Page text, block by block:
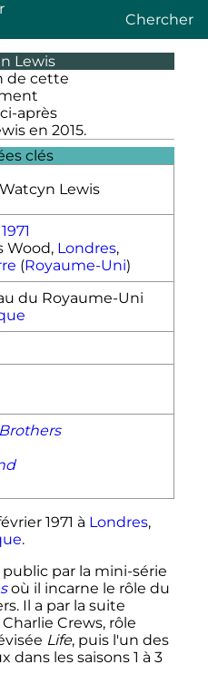
Chercher
Lewis
en 2015.
clés
Lewis
1971
Wood, Londres,
(Royaume-Uni)
1971 à Londres,
.
par la mini-série
où il incarne le rôle du
Il a par la suite
Charlie Crews, rôle
Life, puis l'un des
dans les saisons 1 à 3